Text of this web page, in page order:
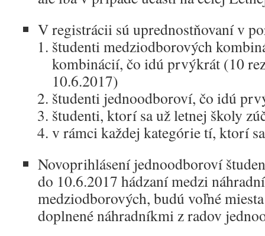
V registrácii sú uprednostňovaní v
študenti medziodborových
kombinácií, čo idú prvýkrát (10
10.6.2017)
študenti jednoodboroví, čo idú
študenti, ktorí sa už letnej školy
v rámci každej kategórie tí, ktorí
Novoprihlásení jednoodboroví
do 10.6.2017 hádzaní medzi
medziodborových, budú voľné
doplnené náhradníkmi z radov